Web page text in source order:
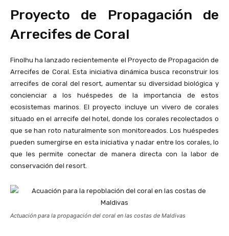
Proyecto de Propagación de
Arrecifes de Coral
Finolhu ha lanzado recientemente el Proyecto de Propagación de
Arrecifes de Coral. Esta iniciativa dinámica busca reconstruir los
arrecifes de coral del resort, aumentar su diversidad biológica y
concienciar a los huéspedes de la importancia de estos
ecosistemas marinos. El proyecto incluye un vivero de corales
situado en el arrecife del hotel, donde los corales recolectados o
que se han roto naturalmente son monitoreados. Los huéspedes
pueden sumergirse en esta iniciativa y nadar entre los corales, lo
que les permite conectar de manera directa con la labor de
conservación del resort.
Actuación para la propagación del coral en las costas de Maldivas